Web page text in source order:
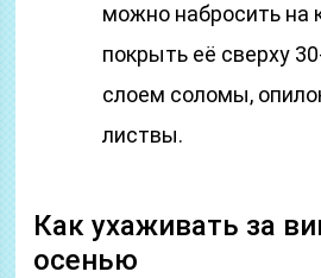
можно набросить на
покрыть её сверху
слоем соломы,
листвы.
Как ухаживать за
осенью